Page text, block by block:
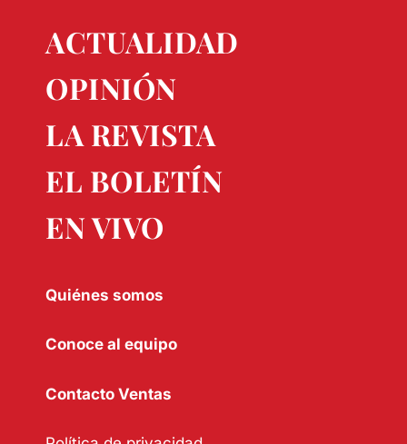
ACTUALIDAD
OPINIÓN
LA REVISTA
EL BOLETÍN
EN VIVO
Quiénes somos
Conoce al equipo
Contacto Ventas